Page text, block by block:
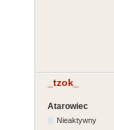
_tzok_
Atarowiec
Nieaktywny